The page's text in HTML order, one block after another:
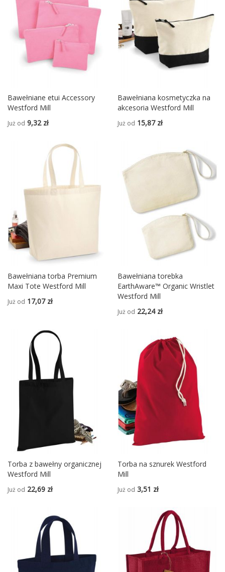
Bawełniane etui Accessory
Westford Mill
Już od 9,32 zł
Bawełniana kosmetyczka na
akcesoria Westford Mill
Już od 15,87 zł
Bawełniana torba Premium
Maxi Tote Westford Mill
Już od 17,07 zł
Bawełniana torebka
EarthAware™ Organic Wristlet
Westford Mill
Już od 22,24 zł
Torba z bawełny organicznej
Westford Mill
Już od 22,69 zł
Torba na sznurek Westford
Mill
Już od 3,51 zł